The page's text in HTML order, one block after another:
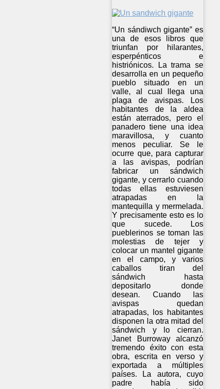
“Un sándiwch gigante” es
una de esos libros que
triunfan por hilarantes,
esperpénticos e
histriónicos. La trama se
desarrolla en un pequeño
pueblo situado en un
valle, al cual llega una
plaga de avispas. Los
habitantes de la aldea
están aterrados, pero el
panadero tiene una idea
maravillosa, y cuanto
menos peculiar. Se le
ocurre que, para capturar
a las avispas, podrían
fabricar un sándwich
gigante, y cerrarlo cuando
todas ellas estuviesen
atrapadas en la
mantequilla y mermelada.
Y precisamente esto es lo
que sucede. Los
pueblerinos se toman las
molestias de tejer y
colocar un mantel gigante
en el campo, y varios
caballos tiran del
sándwich hasta
depositarlo donde
desean. Cuando las
avispas quedan
atrapadas, los habitantes
disponen la otra mitad del
sándwich y lo cierran.
Janet Burroway alcanzó
tremendo éxito con esta
obra, escrita en verso y
exportada a múltiples
países. La autora, cuyo
padre había sido